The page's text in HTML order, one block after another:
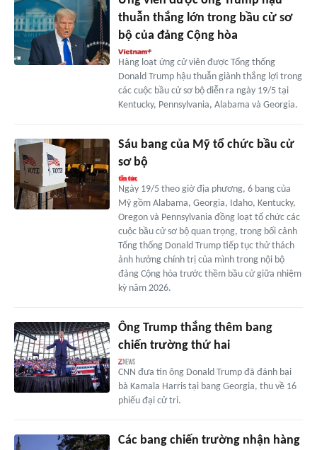
thuẫn thắng lớn trong bầu cử sơ
bộ của đảng Cộng hòa
Hàng loạt ứng cử viên được Tổng thống
Donald Trump hậu thuẫn giành thắng lợi trong
các cuộc bầu cử sơ bộ diễn ra ngày 19/5 tại
Kentucky, Pennsylvania, Alabama và Georgia.
Sáu bang của Mỹ tổ chức bầu cử
sơ bộ
Ngày 19/5 theo giờ địa phương, 6 bang của
Mỹ gồm Alabama, Georgia, Idaho, Kentucky,
Oregon và Pennsylvania đồng loạt tổ chức các
cuộc bầu cử sơ bộ quan trọng, trong bối cảnh
Tổng thống Donald Trump tiếp tục thử thách
ảnh hưởng chính trị của mình trong nội bộ
đảng Cộng hòa trước thềm bầu cử giữa nhiệm
kỳ năm 2026.
Ông Trump thắng thêm bang
chiến trường thứ hai
CNN đưa tin ông Donald Trump đã đánh bại
bà Kamala Harris tại bang Georgia, thu về 16
phiếu đại cử tri.
Các bang chiến trường nhận hàng